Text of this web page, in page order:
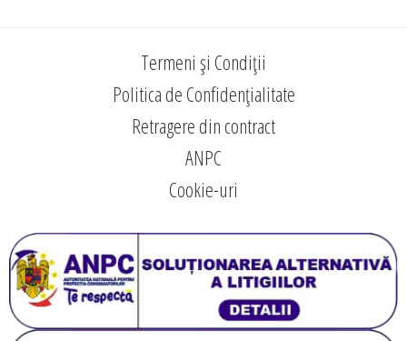
Termeni și Condiții
Politica de Confidențialitate
Retragere din contract
ANPC
Cookie-uri